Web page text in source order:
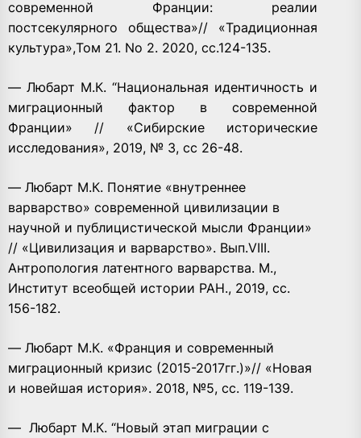
современной Франции: реалии
постсекулярного общества»// «Традиционная
культура»,Том 21. No 2. 2020, сс.124-135.
— Любарт М.К. “Национальная идентичность и
миграционный фактор в современной
Франции» // «Сибирские исторические
исследования», 2019, № 3, сс 26-48.
— Любарт М.К. Понятие «внутреннее
варварство» современной цивилизации в
научной и публицистической мысли Франции»
// «Цивилизация и варварство». Вып.VIII.
Антропология латентного варварства. М.,
Институт всеобщей истории РАН., 2019, сс.
156-182.
— Любарт М.К. «Франция и современный
миграционный кризис (2015-2017гг.)»// «Новая
и новейшая история». 2018, №5, сс. 119-139.
— Любарт М.К. “Новый этап миграции с